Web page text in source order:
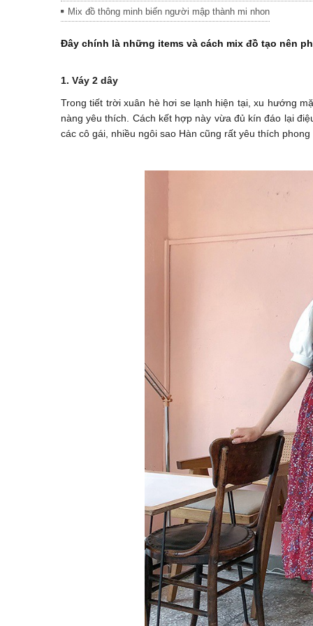
Mix đồ thông minh biến người mập thành mi nhon
Đây chính là những items và cách mix đồ tạo nên
1. Váy 2 dây
Trong tiết trời xuân hè hơi se lạnh hiện tại, xu hướng
nàng yêu thích. Cách kết hợp này vừa đủ kín đáo lại
các cô gái, nhiều ngôi sao Hàn cũng rất yêu thích phong